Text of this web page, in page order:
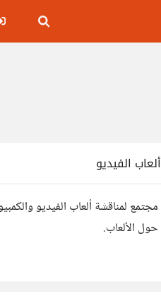
ألعاب الفيديو
مجتمع لمناقشة ألعاب الفيديو
حول الألعاب.